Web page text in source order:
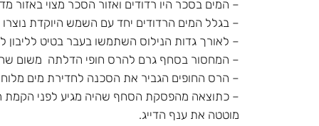
– המים בסכר היו רדודים ואזור הסכר מצוי
– בגלל המים הרדודים יחד עם השמש היוקדת
– לאורך גדות הנילוס השתמשו בעבר בטיט
– המחסור בסחף גרם להרס חופי הדלתה משום
– הרס החופים הגביר את הסכנה לחדירת מים
– כתוצאה מהפסקת הסחף שהיה מגיע לפני הקמת
מוטטה את ענף הדייג.